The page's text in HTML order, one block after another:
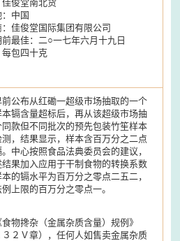
佳俊堂南北货
：中国
：佳俊堂国际集团有限公司
前最佳：二○一七年六月十九日
每包四十克
前公布从红磡一超级市场抽取的一个
本镉含量超标后，再从该超级市场抽
同款但不同批次的预先包装竹笙样本
测，结果显示，样本含百万分之二点
中心按照食品法典委员会的建议，
结果加入应用于干制食物的转换系数
的镉水平为百万分之零点二五二，
上限的百万分之零点一。
物搀杂（金属杂质含量）规例》
３２Ｖ章），任何人如售卖金属杂质